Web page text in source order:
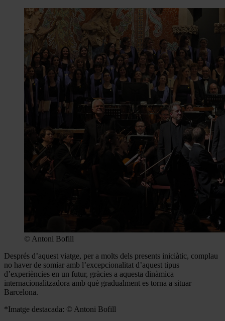
© Antoni Bofill
Després d’aquest viatge, per a molts dels presents iniciàtic, complau
no haver de somiar amb l’excepcionalitat d’aquest tipus
d’experiències en un futur, gràcies a aquesta dinàmica
internacionalitzadora amb què gradualment es torna a situar
Barcelona.
*Imatge destacada: © Antoni Bofill